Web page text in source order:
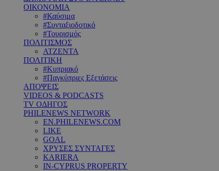
ΟΙΚΟΝΟΜΙΑ
#Καύσιμα
#Συνταξιοδοτικό
#Τουρισμός
ΠΟΛΙΤΙΣΜΟΣ
ΑΤΖΕΝΤΑ
ΠΟΛΙΤΙΚΗ
#Κυπριακό
#Παγκύπριες Εξετάσεις
ΑΠΟΨΕΙΣ
VIDEOS & PODCASTS
TV ΟΔΗΓΟΣ
PHILENEWS NETWORK
EN.PHILENEWS.COM
LIKE
GOAL
ΧΡΥΣΕΣ ΣΥΝΤΑΓΕΣ
KARIERA
IN-CYPRUS PROPERTY